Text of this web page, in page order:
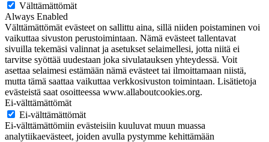
Välttämättömät
Always Enabled
Välttämättömät evästeet on sallittu aina, sillä niiden poistaminen voi
vaikuttaa sivuston perustoimintaan. Nämä evästeet tallentavat
sivuilla tekemäsi valinnat ja asetukset selaimellesi, jotta niitä ei
tarvitse syöttää uudestaan joka sivulatauksen yhteydessä. Voit
asettaa selaimesi estämään nämä evästeet tai ilmoittamaan niistä,
mutta tämä saattaa vaikuttaa verkkosivuston toimintaan. Lisätietoja
evästeistä saat osoitteessa www.allaboutcookies.org.
Ei-välttämättömät
Ei-välttämättömät
Ei-välttämättömiin evästeisiin kuuluvat muun muassa
analytiikaevästeet, joiden avulla pystymme kehittämään